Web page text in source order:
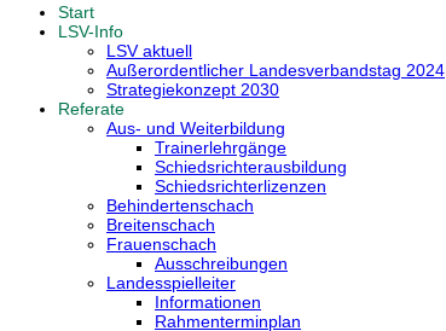
Start
LSV-Info
LSV aktuell
Außerordentlicher Landesverbandstag 2024
Strategiekonzept 2030
Referate
Aus- und Weiterbildung
Trainerlehrgänge
Schiedsrichterausbildung
Schiedsrichterlizenzen
Behindertenschach
Breitenschach
Frauenschach
Ausschreibungen
Landesspielleiter
Informationen
Rahmenterminplan